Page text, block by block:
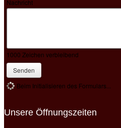
Nachricht
1000 Zeichen verbleibend
Senden
Beim Initialisieren des Formulars...
Unsere Öffnungszeiten